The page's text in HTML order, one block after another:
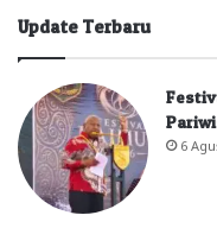
Update Terbaru
6